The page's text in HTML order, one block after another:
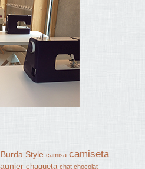
Burda Style camisa camiseta
chaqueta chat chocolat